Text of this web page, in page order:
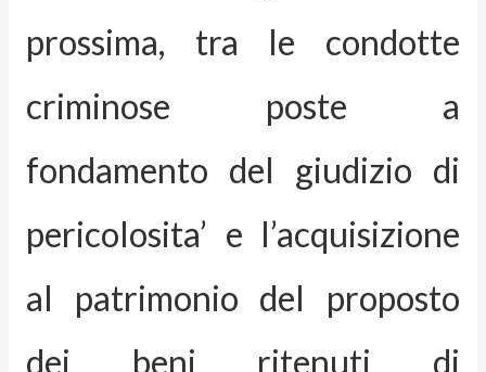
prossima, tra le condotte
criminose poste a
fondamento del giudizio di
pericolosita’ e l’acquisizione
al patrimonio del proposto
dei beni ritenuti di